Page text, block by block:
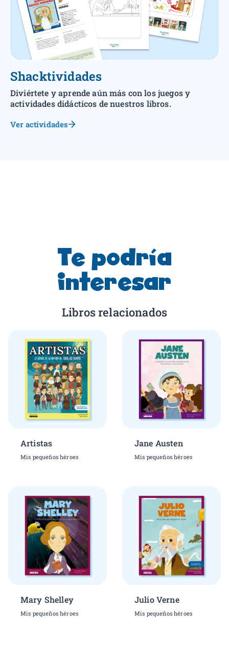
Shacktividades
Diviértete y aprende aún más con los juegos y
actividades didácticos de nuestros libros.
Ver actividades
Te podría
interesar
Libros relacionados
Artistas
Mis pequeños héroes
Jane Austen
Mis pequeños héroes
Mary Shelley
Mis pequeños héroes
Julio Verne
Mis pequeños héroes